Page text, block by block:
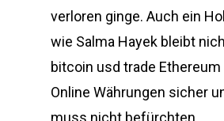
verloren ginge. Auch ein
wie Salma Hayek bleibt
bitcoin usd trade Ethereum
Online Währungen sicher
muss nicht befürchten.